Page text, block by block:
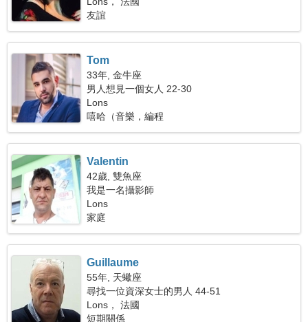
友誼
Tom
33年, 金牛座
男人想見一個女人 22-30
Lons
嘻哈（音樂，編程
Valentin
42歲, 雙魚座
我是一名攝影師
Lons
家庭
Guillaume
55年, 天蠍座
尋找一位資深女士的男人 44-51
Lons， 法國
短期關係